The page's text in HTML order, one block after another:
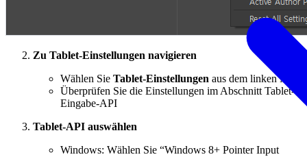
Zu Tablet-Einstellungen navigieren
Wählen Sie Tablet-Einstellungen aus dem linken Menü
Überprüfen Sie die Einstellungen im Abschnitt Tablet-
Eingabe-API
Tablet-API auswählen
Windows: Wählen Sie “Windows 8+ Pointer Input